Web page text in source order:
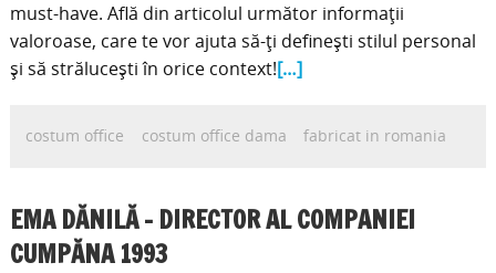
must-have. Află din articolul următor informații
valoroase, care te vor ajuta să-ți definești stilul personal
și să strălucești în orice context![…]
costum office costum office dama fabricat in romania
EMA DĂNILĂ – DIRECTOR AL COMPANIEI
CUMPĂNA 1993